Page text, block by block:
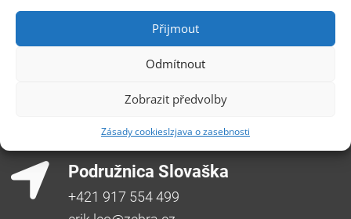
Přijmout
Odmítnout
Zobrazit předvolby
Zásady cookiesIzjava o zasebnosti
Opavská 6230/29a,708 00 Ostrava-Poruba
Česká republika, +420 596 912 961,
info@zebra.cz
Třída SNP 402/48, 500 03 Hradec Králové
Česká republika, +420 491 615 380,
pobockaHK@zebra.cz
Podružnica Slovaška
+421 917 554 499